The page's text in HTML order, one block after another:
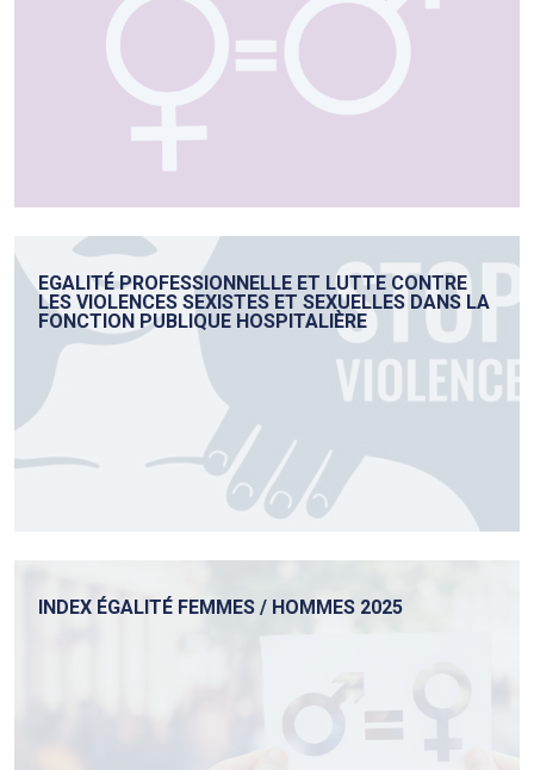
EGALITÉ PROFESSIONNELLE ET LUTTE CONTRE
LES VIOLENCES SEXISTES ET SEXUELLES DANS LA
FONCTION PUBLIQUE HOSPITALIÈRE
INDEX ÉGALITÉ FEMMES / HOMMES 2025